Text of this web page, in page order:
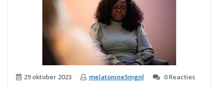
29 oktober 2023 melatonine5mgnl 0 Reacties